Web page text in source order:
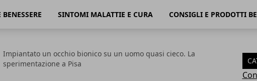
SINTOMI MALATTIE E CURA CONSIGLI E PRODOTTI
Impiantato un occhio bionico su un uomo quasi cieco. La
sperimentazione a Pisa